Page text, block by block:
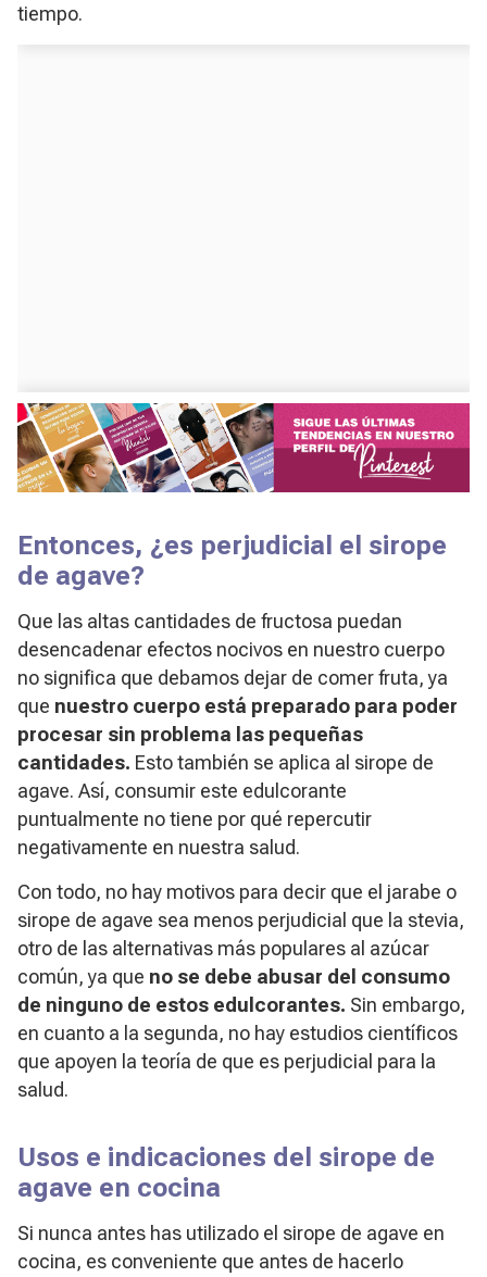
tiempo.
Entonces, ¿es perjudicial el sirope
de agave?
Que las altas cantidades de fructosa puedan
desencadenar efectos nocivos en nuestro cuerpo
no significa que debamos dejar de comer fruta, ya
que nuestro cuerpo está preparado para poder
procesar sin problema las pequeñas
cantidades. Esto también se aplica al sirope de
agave. Así, consumir este edulcorante
puntualmente no tiene por qué repercutir
negativamente en nuestra salud.
Con todo, no hay motivos para decir que el jarabe o
sirope de agave sea menos perjudicial que la stevia,
otro de las alternativas más populares al azúcar
común, ya que no se debe abusar del consumo
de ninguno de estos edulcorantes. Sin embargo,
en cuanto a la segunda, no hay estudios científicos
que apoyen la teoría de que es perjudicial para la
salud.
Usos e indicaciones del sirope de
agave en cocina
Si nunca antes has utilizado el sirope de agave en
cocina, es conveniente que antes de hacerlo